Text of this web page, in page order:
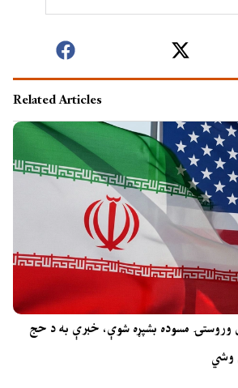
Related Articles
وروستۍ مسوده بشپړه شوې، خبرې به د حج
وشي